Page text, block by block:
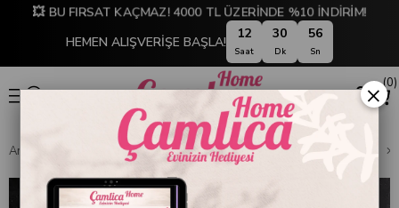
💥 BU FIRSAT KAÇMAZ! 4000 TL ÜZERİNDE %10 İNDİRİM!
HEMEN ALIŞVERİŞE BAŞLA!
12
Saat
30
Dk
56
Sn
0
Anasayfa DEKORASYON Ev Aksesuarları Dekoratif Obje ve Biblo
×